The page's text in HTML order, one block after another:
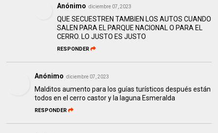
Anónimo diciembre 07, 2023
QUE SECUESTREN TAMBIEN LOS AUTOS CUANDO
SALEN PARA EL PARQUE NACIONAL O PARA EL
CERRO. LO JUSTO ES JUSTO
RESPONDER
Anónimo diciembre 07, 2023
Malditos aumento para los guías turísticos después están
todos en el cerro castor y la laguna Esmeralda
RESPONDER